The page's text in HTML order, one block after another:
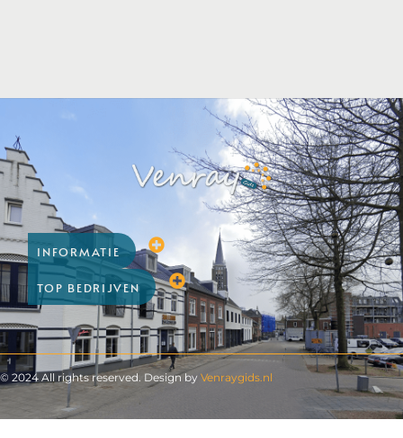
INFORMATIE
TOP BEDRIJVEN
© 2024 All rights reserved. Design by Venraygids.nl